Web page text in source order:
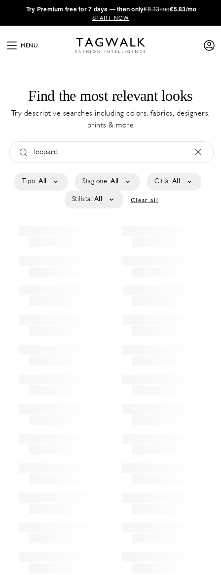
·Try Premium free for 7 days — then only€8.33/mo€5.83/mo
START NOW
MENU
Find the most relevant looks
Try descriptive searches including colors, fabrics, designers,
prints & more
Tipo: All Stagione: All Città: All
Stilista: All Clear all